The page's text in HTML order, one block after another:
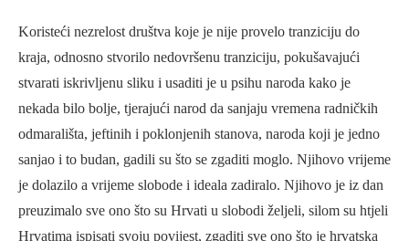
Koristeći nezrelost društva koje je nije provelo tranziciju do
kraja, odnosno stvorilo nedovršenu tranziciju, pokušavajući
stvarati iskrivljenu sliku i usaditi je u psihu naroda kako je
nekada bilo bolje, tjerajući narod da sanjaju vremena radničkih
odmarališta, jeftinih i poklonjenih stanova, naroda koji je jedno
sanjao i to budan, gadili su što se zgaditi moglo. Njihovo vrijeme
je dolazilo a vrijeme slobode i ideala zadiralo. Njihovo je iz dan
preuzimalo sve ono što su Hrvati u slobodi željeli, silom su htjeli
Hrvatima ispisati svoju povijest, zgaditi sve ono što je hrvatska